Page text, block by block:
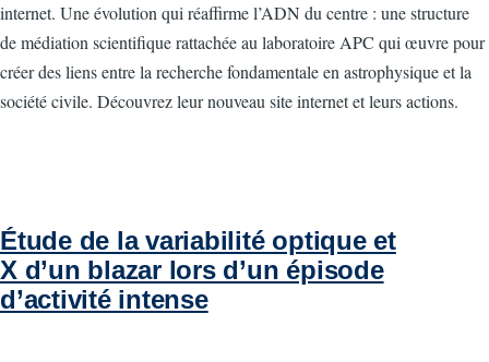
internet. Une évolution qui réaffirme l’ADN du centre : une structure
de médiation scientifique rattachée au laboratoire APC qui œuvre pour
créer des liens entre la recherche fondamentale en astrophysique et la
société civile. Découvrez leur nouveau site internet et leurs actions.
Étude de la variabilité optique et
X d’un blazar lors d’un épisode
d’activité intense